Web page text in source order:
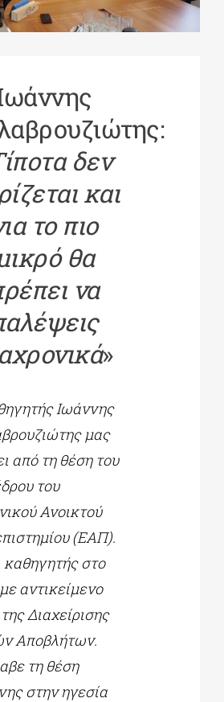
δεν
και
το πιο
θα
να
»
Ιωάννης
μας
από τη θέση του
του
Ανοικτού
(ΕΑΠ).
καθηγητής στο
αντικείμενο
Διαχείρισης
Αποβλήτων.
τη θέση
στην ηγεσία